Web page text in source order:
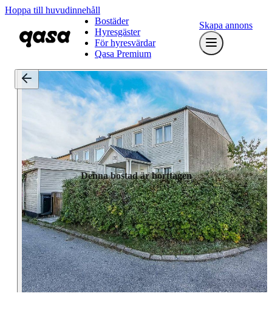
Hoppa till huvudinnehåll
Bostäder
Hyresgäster
För hyresvärdar
Qasa Premium
Skapa annons
Denna bostad är borttagen